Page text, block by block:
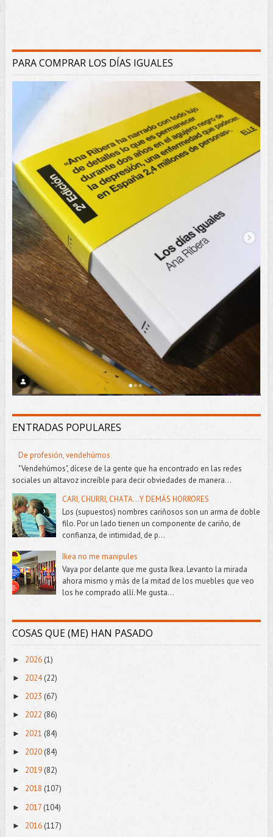
PARA COMPRAR LOS DÍAS IGUALES
ENTRADAS POPULARES
De profesión, vendehúmos
"Vendehúmos", dícese de la gente que ha encontrado en las redes
sociales un altavoz increíble para decir obviedades de manera...
CARI, CHURRI, CHATA...Y DEMÁS HORRORES
Los (supuestos) nombres cariñosos son un arma de doble
filo. Por un lado tienen un componente de cariño, de
confianza, de intimidad, de p...
Ikea no me manipules
Vaya por delante que me gusta Ikea. Levanto la mirada
ahora mismo y más de la mitad de los muebles que veo
los he comprado allí. Me gusta...
COSAS QUE (ME) HAN PASADO
► 2026 (1)
► 2024(22)
► 2023 (67)
► 2022 (86)
► 2021 (84)
► 2020(84)
► 2019(82)
► 2018 (107)
► 2017 (104)
► 2016(117)